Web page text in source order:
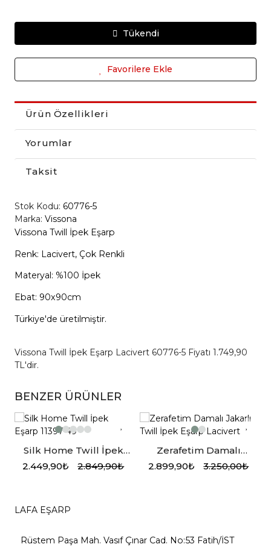
Tükendi
Favorilere Ekle
Ürün Özellikleri
Yorumlar
Taksit
Stok Kodu: 60776-5
Marka: Vissona
Vissona Twill İpek Eşarp
Renk: Lacivert, Çok Renkli
Materyal: %100 İpek
Ebat: 90x90cm
Türkiye'de üretilmiştir.
Vissona Twill İpek Eşarp Lacivert 60776-5 Fiyatı 1.749,90
TL'dir.
BENZER ÜRÜNLER
Silk Home Twill İpek
Eşarp 11397-49
2.449,90₺ 2.849,90₺
Zerafetim Damalı
Jakarlı Twill İpek Eşarp
2.899,90₺ 3.250,00₺
LAFA EŞARP
Rüstem Paşa Mah. Vasıf Çınar Cad. No:53 Fatih/İST